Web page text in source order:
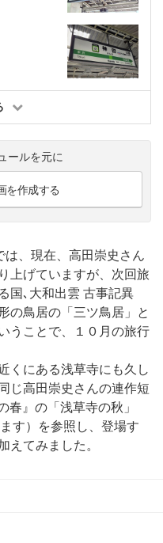
ールを元に
を作成する
、現在、高田崇史さん
上げていますが、次回旅
国､大和出雲 古事記異
の鳥居の「三ツ鳥居」と
うことで、１０月の旅行
くにある浅草寺にも久し
じ高田崇史さんの連作短
春』の「浅草寺の秋」
す）を参照し、登場す
えてみました。